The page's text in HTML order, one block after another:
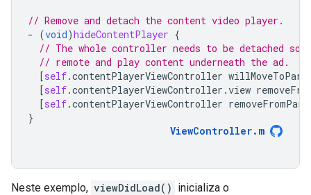
// Remove and detach the content video player.
-
(void)hideContentPlayer {
// The whole controller needs to be detached
// remote and play content underneath the ad.
[self.contentPlayerViewController
[self.contentPlayerViewController .view
[self.contentPlayerViewController
}
ViewController. m
Neste exemplo, viewDidLoad() inicializa o